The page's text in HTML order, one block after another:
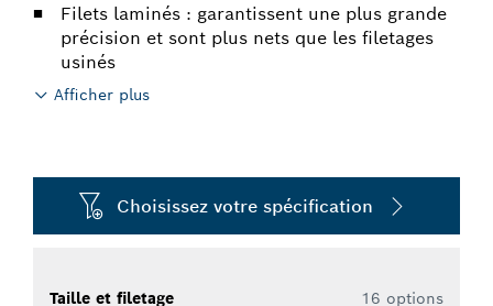
Filets laminés : garantissent une plus grande
précision et sont plus nets que les filetages
usinés
Afficher plus
Choisissez votre spécification
Taille et filetage
16 options